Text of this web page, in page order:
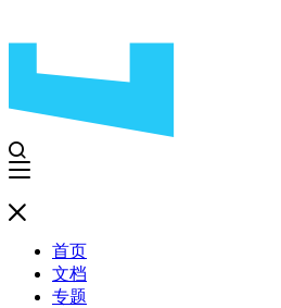
首页
文档
专题